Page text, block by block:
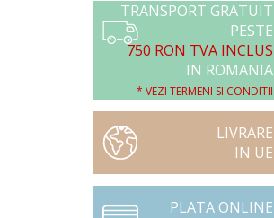
TRANSPORT GRATUIT
PESTE
750 RON TVA INCLUS
IN ROMANIA
* VEZI TERMENI SI CONDITII
LIVRARE
IN UE
PLATA ONLINE